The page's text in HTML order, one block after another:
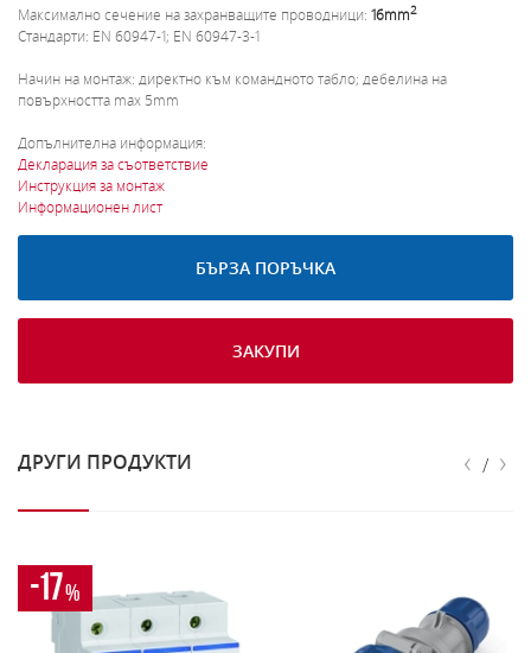
Максимално сечение на захранващите проводници: 16mm2
Стандарти: EN 60947-1; EN 60947-3-1
Начин на монтаж: директно към командното табло; дебелина на
повърхността max 5mm
Допълнителна информация:
Декларация за съответствие
Инструкция за монтаж
Информационен лист
БЪРЗА ПОРЪЧКА
ЗАКУПИ
ДРУГИ ПРОДУКТИ ‹ / ›
-17%